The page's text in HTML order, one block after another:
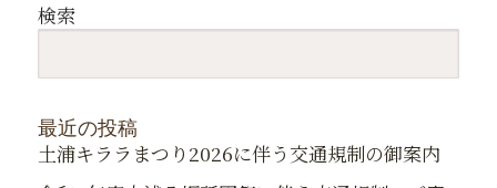
検索
最近の投稿
土浦キララまつり2026に伴う交通規制の御案内